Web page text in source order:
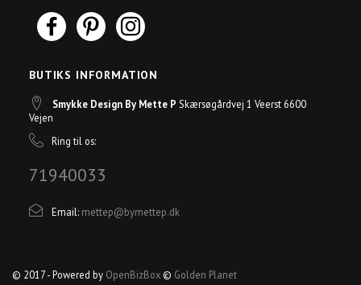
BUTIKS INFORMATION
Smykke Design By Mette P Skærsøgårdvej 1 Veerst 6600
Vejen
Ring til os:
71940033
Email: mettep@bymettep.dk
© 2017 - Powered by OpenBizBox © Golden Planet